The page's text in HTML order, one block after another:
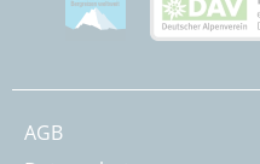
AGB